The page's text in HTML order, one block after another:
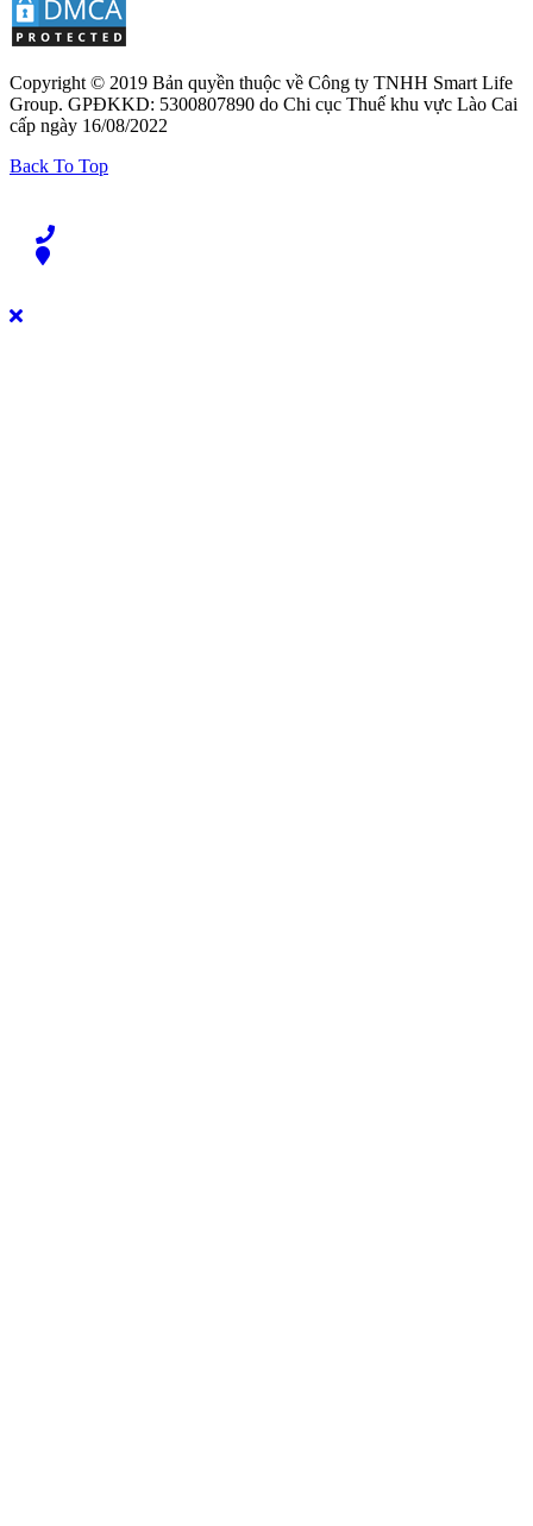
Copyright © 2019 Bản quyền thuộc về Công ty TNHH Smart Life
Group. GPĐKKD: 5300807890 do Chi cục Thuế khu vực Lào Cai
cấp ngày 16/08/2022
Back To Top